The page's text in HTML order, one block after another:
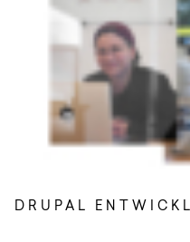
DRUPAL